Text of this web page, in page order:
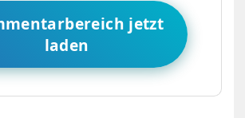
jetzt
laden